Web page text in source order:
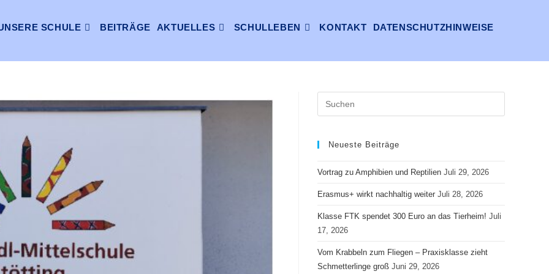
SCHULE BEITRÄGE AKTUELLES SCHULLEBEN KONTAKT DATENSCHUTZHINWEISE
Neueste Beiträge
Vortrag zu Amphibien und Reptilien Juli 29, 2026
Erasmus+ wirkt nachhaltig weiter Juli 28, 2026
Klasse FTK spendet 300 Euro an das Tierheim! Juli
17, 2026
Vom Krabbeln zum Fliegen – Praxisklasse zieht
Schmetterlinge groß Juni 29, 2026